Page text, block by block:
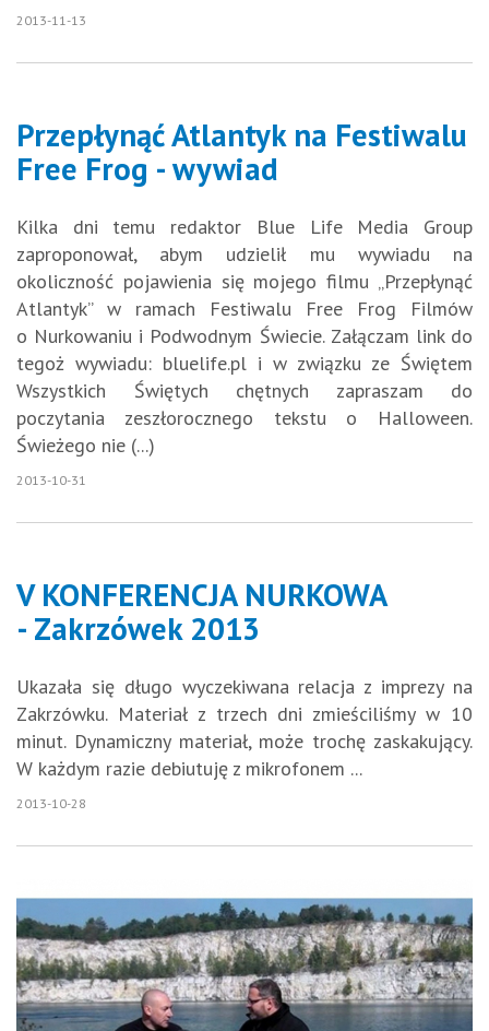
2013-11-13
Przepłynąć Atlantyk na Festiwalu
Free Frog - wywiad
Kilka dni temu redaktor Blue Life Media Group
zaproponował, abym udzielił mu wywiadu na
okoliczność pojawienia się mojego filmu „Przepłynąć
Atlantyk” w ramach Festiwalu Free Frog Filmów
o Nurkowaniu i Podwodnym Świecie. Załączam link do
tegoż wywiadu: bluelife.pl i w związku ze Świętem
Wszystkich Świętych chętnych zapraszam do
poczytania zeszłorocznego tekstu o Halloween.
Świeżego nie (...)
2013-10-31
V KONFERENCJA NURKOWA
- Zakrzówek 2013
Ukazała się długo wyczekiwana relacja z imprezy na
Zakrzówku. Materiał z trzech dni zmieściliśmy w 10
minut. Dynamiczny materiał, może trochę zaskakujący.
W każdym razie debiutuję z mikrofonem ...
2013-10-28